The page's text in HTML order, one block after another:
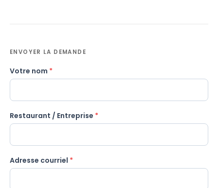
ENVOYER LA DEMANDE
Votre nom *
Restaurant / Entreprise *
Adresse courriel *